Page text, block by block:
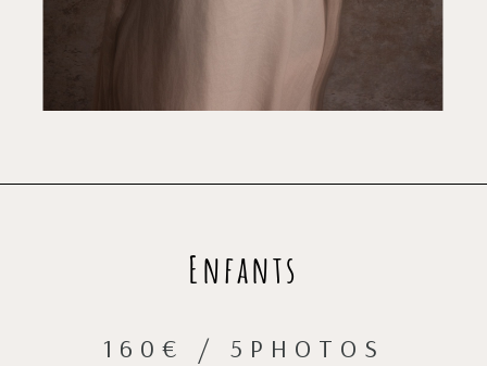
Enfants
160€ / 5PHOTOS